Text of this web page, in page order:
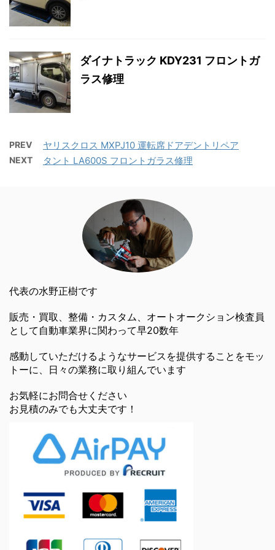
ダイナトラック KDY231 フロントガ
ラス修理
PREV ヤリスクロス MXPJ10 運転席ドアデントリペア
NEXT タント LA600S フロントガラス修理
代表の水野正樹です
販売・買取、整備・カスタム、オートオークション検査員
として自動車業界に関わって早20数年
感動していただけるようなサービスを提供することをモッ
トーに、日々の業務に取り組んでいます
お気軽にお問合せください
お見積のみでも大丈夫です！